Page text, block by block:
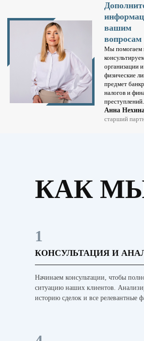
вашим
вопросам
Мы помогаем
организации и
физические
предмет
налогов и
преступлений.
Анна
старший
КАК
1
КОНСУЛЬТАЦИЯ И
Начинаем консультации, чтобы
ситуацию наших клиентов.
историю сделок и все релевантные